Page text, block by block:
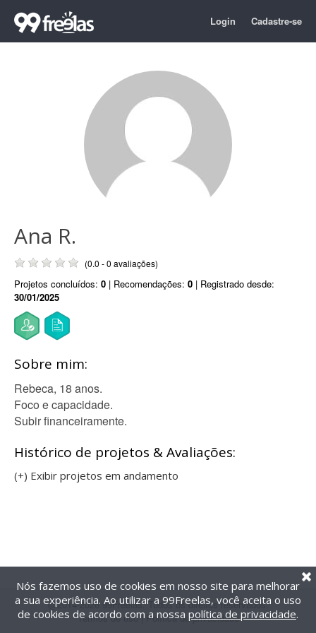
Login Cadastre-se
Ana R.
(0.0 - 0 avaliações)
Projetos concluídos: 0 | Recomendações: 0 | Registrado desde:
30/01/2025
Sobre mim:
Rebeca, 18 anos.
Foco e capacidade.
Subir financeiramente.
Histórico de projetos & Avaliações:
(+) Exibir projetos em andamento
@2014-2026 99Freelas. Todos os direitos reservados.
Termos de uso| Política de privacidade
Nós fazemos uso de cookies em nosso site para melhorar
a sua experiência. Ao utilizar a 99Freelas, você aceita o uso
de cookies de acordo com a nossa política de privacidade.